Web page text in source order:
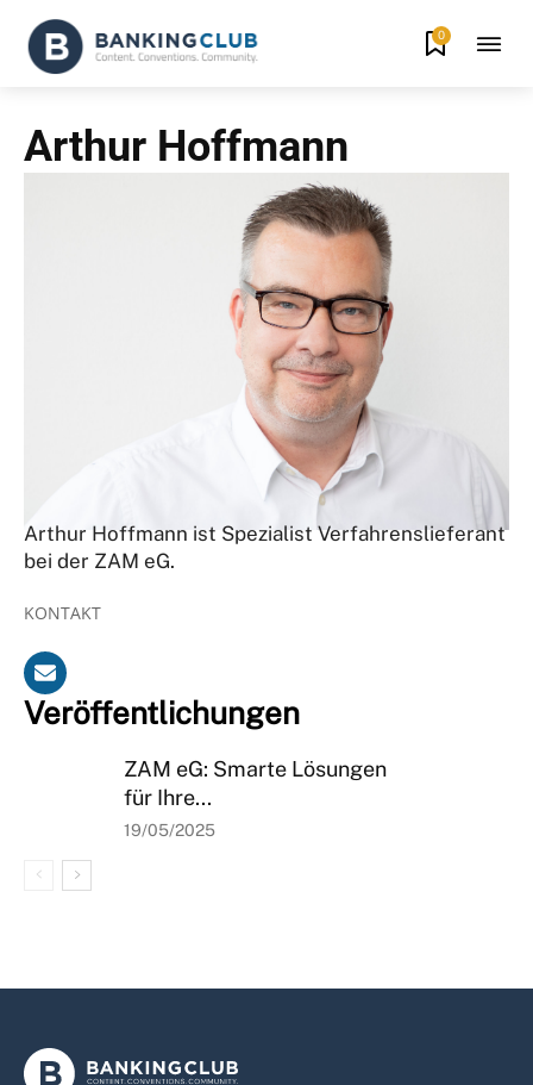
0
Arthur Hoffmann
Arthur Hoffmann ist Spezialist Verfahrenslieferant
bei der ZAM eG.
KONTAKT
Veröffentlichungen
ZAM eG: Smarte Lösungen
für Ihre...
19/05/2025